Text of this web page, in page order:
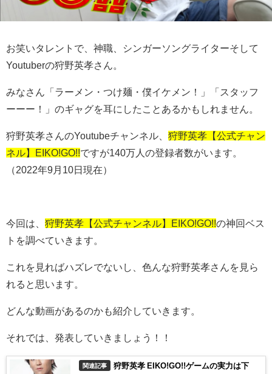
お笑いタレントで、神職、シンガーソングライターそして
Youtuberの狩野英孝さん。
みなさん「ラーメン・つけ麺・僕イケメン！」「スタッフ
ーーー！」のギャグを耳にしたことあるかもしれません。
狩野英孝さんのYoutubeチャンネル、 狩野英孝【公式チャン
ネル】EIKO!GO!!ですが140万人の登録者数がいます。
（2022年9月10日現在）
今回は、 狩野英孝【公式チャンネル】EIKO!GO!!の神回ベス
トを調べていきます。
これを見ればハズレでないし、色んな狩野英孝さんを見ら
れると思います。
どんな動画があるのかも紹介していきます。
それでは、発表していきましょう！！
関連記事
狩野英孝 EIKO!GO!!ゲームの実力は下